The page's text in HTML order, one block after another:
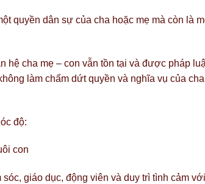
quyền dân sự của cha hoặc mẹ mà còn là
hệ cha mẹ – con vẫn tồn tại và được pháp
làm chấm dứt quyền và nghĩa vụ của cha
độ:
con
giáo dục, động viên và duy trì tình cảm với